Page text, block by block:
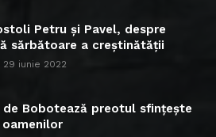
Petru și Pavel, despre
sărbătoare a creștinătății
29 iunie 2022
de Bobotează preotul sfințește
oamenilor